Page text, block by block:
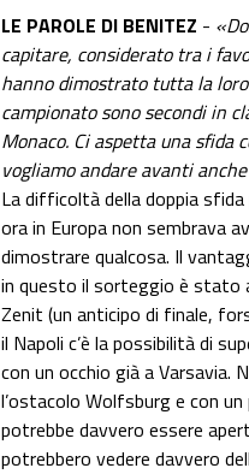
LE PAROLE DI BENITEZ -
capitare, considerato tra i
hanno dimostrato tutta la
campionato sono secondi in
Monaco. Ci aspetta una sfida
vogliamo andare avanti
La difficoltà della doppia
ora in Europa non sembrava
dimostrare qualcosa. Il
in questo il sorteggio è stato
Zenit (un anticipo di finale,
il Napoli c’è la possibilità di
con un occhio già a Varsavia.
l’ostacolo Wolfsburg e con
potrebbe davvero essere
potrebbero vedere davvero